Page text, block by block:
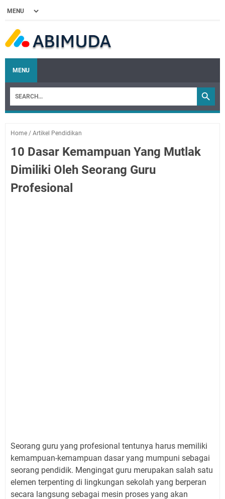
MENU
Home / Artikel Pendidikan
10 Dasar Kemampuan Yang Mutlak
Dimiliki Oleh Seorang Guru
Profesional
Seorang guru yang profesional tentunya harus memiliki
kemampuan-kemampuan dasar yang mumpuni sebagai
seorang pendidik. Mengingat guru merupakan salah satu
elemen terpenting di lingkungan sekolah yang berperan
secara langsung sebagai mesin proses yang akan